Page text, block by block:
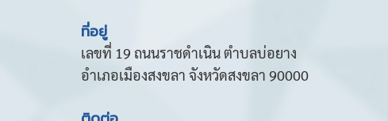
ที่อยู่
เลขที่ 19 ถนนราชดำเนิน ตำบลบ่อยาง
อำเภอเมืองสงขลา จังหวัดสงขลา 90000